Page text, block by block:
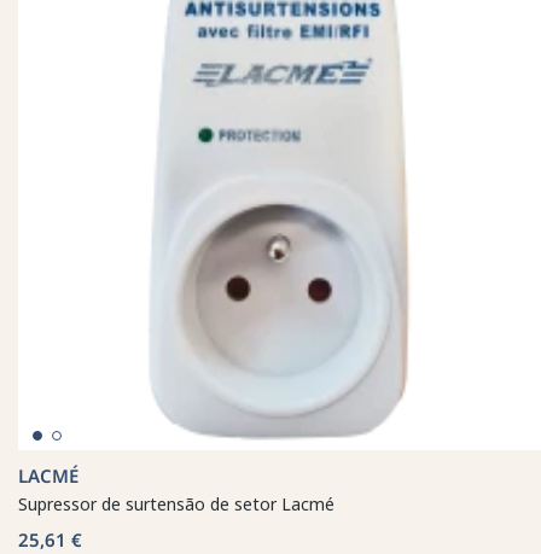
LACMÉ
Supressor de surtensão de setor Lacmé
25,61 €